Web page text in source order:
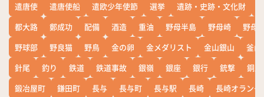
遣唐使
遣唐使船 遣欧少年使節 選挙 遺跡・史跡・文化財
都大路
鄭成功 配備 酒造 重油 野母半島 野母崎
野母
野球部
野良猫 野鳥 金の卵 金メダリスト 金山銀山
釜山
針尾
釣り 鉄道 鉄道事故 銀嶺 銀座 銀行 銃撃
銅座
鍛冶屋町
鎌田町 長与 長与町 長与駅 長崎
長崎オランダ